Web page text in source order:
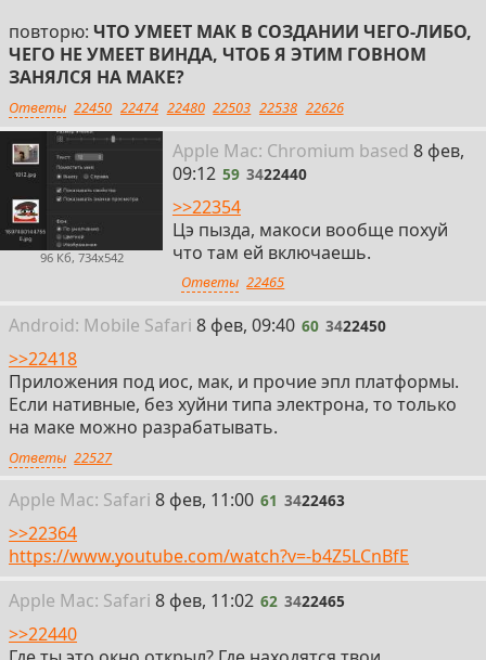
повторю: ЧТО УМЕЕТ МАК В СОЗДАНИИ ЧЕГО-ЛИБО,
ЧЕГО НЕ УМЕЕТ ВИНДА, ЧТОБ Я ЭТИМ ГОВНОМ
ЗАНЯЛСЯ НА МАКЕ?
Ответы 22450 22474 22480 22503 22538 22626
96 Кб, 734x542
Apple Mac: Chromium based 59
8 фев,
09:12 59 3422440
>>22354
Цэ пызда, макоси вообще похуй
что там ей включаешь.
Ответы 22465
Android: Mobile Safari 60
8 фев, 09:40 60 3422450
>>22418
Приложения под иос, мак, и прочие эпл платформы.
Если нативные, без хуйни типа электрона, то только
на маке можно разрабатывать.
Ответы 22527
Apple Mac: Safari 61
8 фев, 11:00 61 3422463
>>22364
https://www.youtube.com/watch?v=-b4Z5LCnBfE
Apple Mac: Safari 62
8 фев, 11:02 62 3422465
>>22440